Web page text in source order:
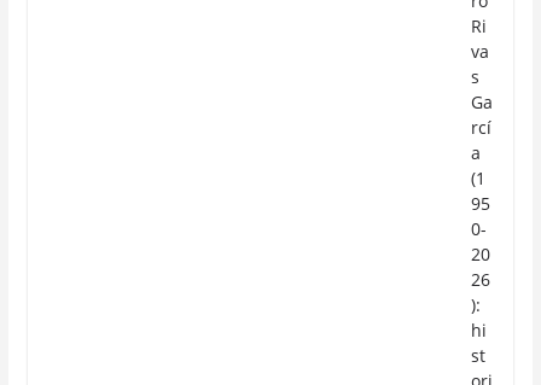
Ri
va
s
Ga
rcí
a
(1
95
0-
20
26
):
hi
st